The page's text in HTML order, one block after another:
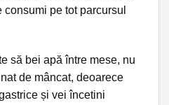
pe tot parcursul
să bei apă între mese, nu
de mâncat, deoarece
și vei încetini